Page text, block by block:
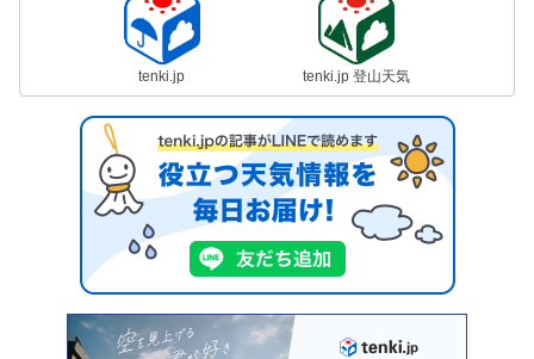
tenki.jp tenki.jp 登山天気